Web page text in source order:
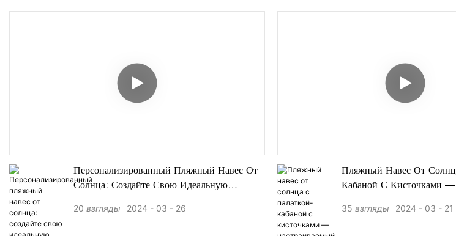
Персонализированный Пляжный Навес От
Солнца: Создайте Свою Идеальную
2024 03 26
20 взгляды
Пляжный Навес От
Кабаной С Кисточками —
2024 03 21
35 взгляды